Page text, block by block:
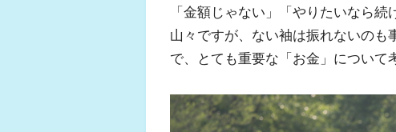
「金額じゃない」「やりたいなら
山々ですが、ない袖は振れないのも
で、とても重要な「お金」について